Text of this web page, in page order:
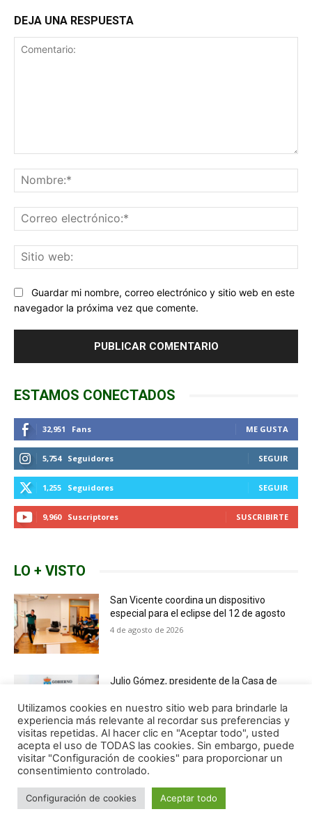
Utilizamos cookies en nuestro sitio web para brindarle la
experiencia más relevante al recordar sus preferencias y
visitas repetidas. Al hacer clic en "Aceptar todo", usted
acepta el uso de TODAS las cookies. Sin embargo, puede
visitar "Configuración de cookies" para proporcionar un
consentimiento controlado.
Configuración de cookies Aceptar todo